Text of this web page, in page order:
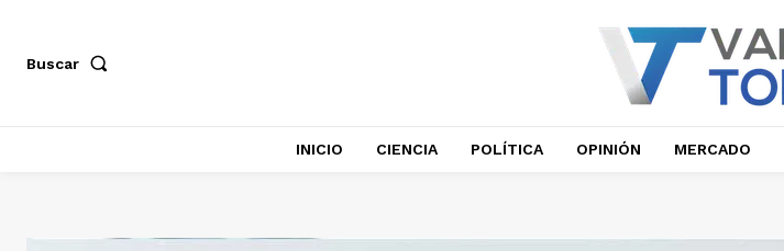
Buscar
INICIO CIENCIA POLÍTICA OPINIÓN MERCADO